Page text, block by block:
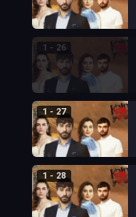
1 - 26
1 - 27
1 - 28